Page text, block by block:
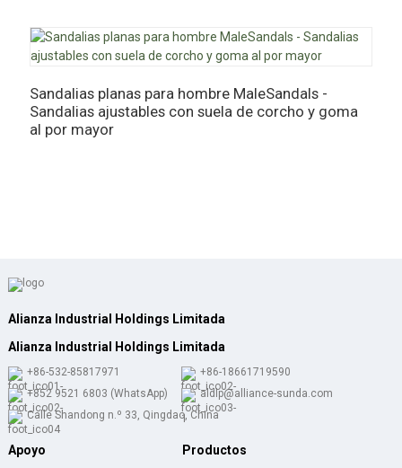
Sandalias planas para hombre MaleSandals -
Sandalias ajustables con suela de corcho y goma
al por mayor
Alianza Industrial Holdings Limitada
Alianza Industrial Holdings Limitada
+86-532-85817971
+86-18661719590
+852 9521 6803 (WhatsApp)
aldlp@alliance-sunda.com
Calle Shandong n.º 33, Qingdao, China
Apoyo Productos